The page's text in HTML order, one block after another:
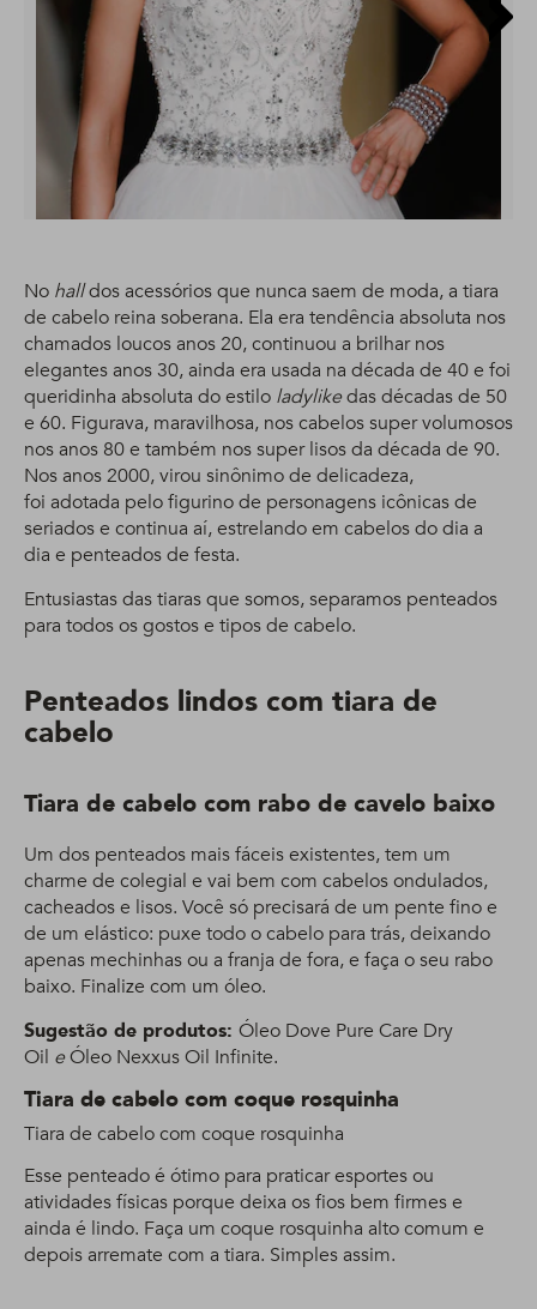
No halldos acessórios que nunca saem de moda, a tiara
de cabelo reina soberana. Ela era tendência absoluta nos
chamados loucos anos 20, continuou a brilhar nos
elegantes anos 30, ainda era usada na década de 40 e foi
queridinha absoluta do estilo ladylikedas décadas de 50
e 60. Figurava, maravilhosa, nos cabelos super volumosos
nos anos 80 e também nos super lisos da década de 90.
Nos anos 2000, virou sinônimo de delicadeza,
foi adotada pelo figurino de personagens icônicas de
seriados e continua aí, estrelando em cabelos do dia a
dia e penteados de festa.
Entusiastas das tiaras que somos, separamos penteados
para todos os gostos e tipos de cabelo.
Penteados lindos com tiara de
cabelo
Tiara de cabelo com rabo de cavelo baixo
Um dos penteados mais fáceis existentes, tem um
charme de colegial e vai bem com cabelos ondulados,
cacheados e lisos. Você só precisará de um pente fino e
de um elástico: puxe todo o cabelo para trás, deixando
apenas mechinhas ou a franja de fora, e faça o seu rabo
baixo. Finalize com um óleo.
Sugestão de produtos: Óleo Dove Pure Care Dry
Oil eÓleo Nexxus Oil Infinite.
Tiara de cabelo com coque rosquinha
Tiara de cabelo com coque rosquinha
Esse penteado é ótimo para praticar esportes ou
atividades físicas porque deixa os fios bem firmes e
ainda é lindo. Faça um coque rosquinha alto comum e
depois arremate com a tiara. Simples assim.